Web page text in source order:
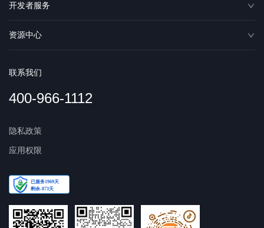
开发者服务
资源中心
联系我们
400-966-1112
隐私政策
应用权限